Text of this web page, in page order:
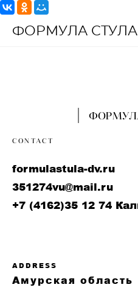
ФОРМУЛА СТУЛА
CONTACT
formulastula-dv.ru
351274vu@mail.ru
+7 (4162)35 12 74
ADDRESS
Амурская область